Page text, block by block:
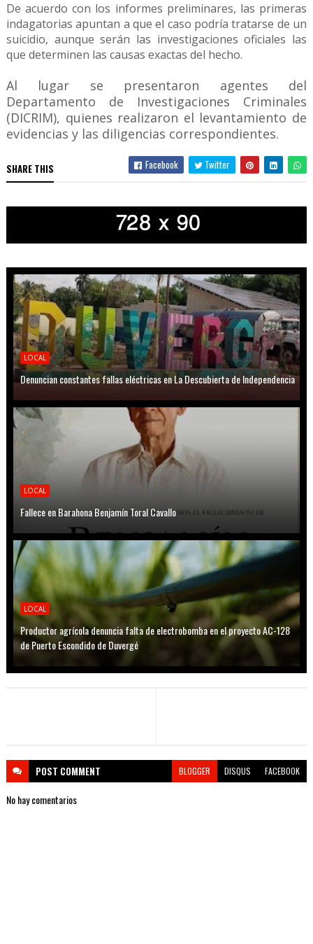
De acuerdo con los informes preliminares, las primeras
indagatorias apuntan a que el caso podría tratarse de un
suicidio, aunque serán las investigaciones oficiales las
que determinen las causas exactas del hecho.
Al lugar se presentaron agentes del
Departamento de Investigaciones Criminales
(DICRIM), quienes realizaron el levantamiento de
evidencias y las diligencias correspondientes.
SHARE THIS Facebook Twitter
LOCAL
Denuncian constantes fallas eléctricas en La Descubierta de Independencia
LOCAL
Fallece en Barahona Benjamín Toral Cavallo
LOCAL
Productor agrícola denuncia falta de electrobomba en el proyecto AC-128
de Puerto Escondido de Duvergé
POST COMMENT BLOGGER DISQUS FACEBOOK
No hay comentarios